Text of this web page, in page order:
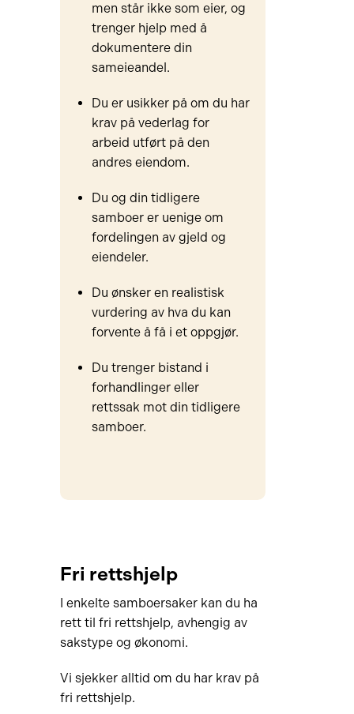
men står ikke som eier, og
trenger hjelp med å
dokumentere din
sameieandel.
Du er usikker på om du har
krav på vederlag for
arbeid utført på den
andres eiendom.
Du og din tidligere
samboer er uenige om
fordelingen av gjeld og
eiendeler.
Du ønsker en realistisk
vurdering av hva du kan
forvente å få i et oppgjør.
Du trenger bistand i
forhandlinger eller
rettssak mot din tidligere
samboer.
Fri rettshjelp
I enkelte samboersaker kan du ha
rett til fri rettshjelp, avhengig av
sakstype og økonomi.
Vi sjekker alltid om du har krav på
fri rettshjelp.